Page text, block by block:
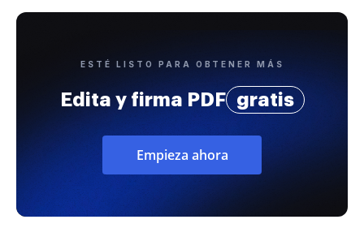
ESTÉ LISTO PARA OBTENER MÁS
Edita y firma PDF gratis
Empieza ahora